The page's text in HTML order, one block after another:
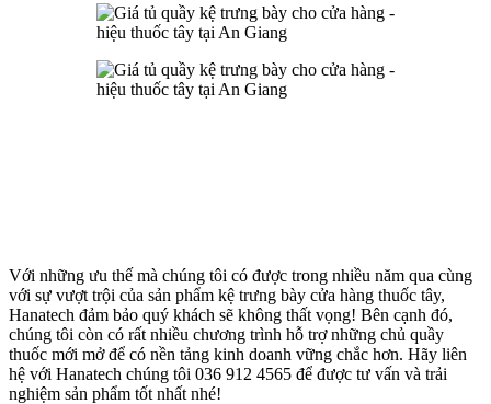
Với những ưu thế mà chúng tôi có được trong nhiều năm qua cùng
với sự vượt trội của sản phẩm kệ trưng bày cửa hàng thuốc tây,
Hanatech đảm bảo quý khách sẽ không thất vọng! Bên cạnh đó,
chúng tôi còn có rất nhiều chương trình hỗ trợ những chủ quầy
thuốc mới mở để có nền tảng kinh doanh vững chắc hơn. Hãy liên
hệ với Hanatech chúng tôi 036 912 4565 để được tư vấn và trải
nghiệm sản phẩm tốt nhất nhé!